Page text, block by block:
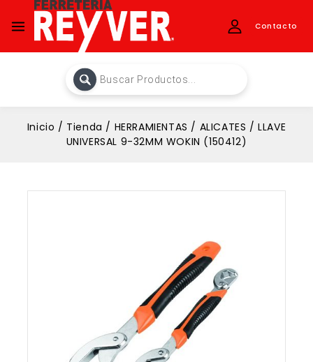
Contacto
Inicio / Tienda / HERRAMIENTAS / ALICATES / LLAVE
UNIVERSAL 9-32MM WOKIN (150412)